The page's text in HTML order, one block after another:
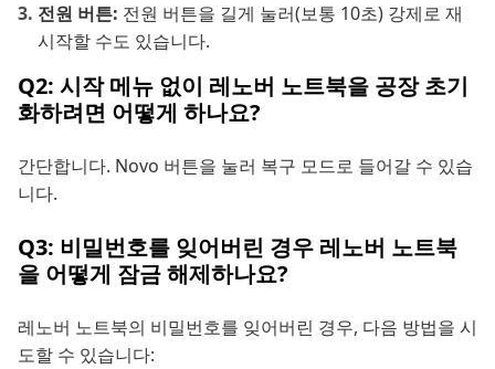
전원 버튼: 전원 버튼을 길게 눌러(보통 10초) 강제로 재
시작할 수도 있습니다.
Q2: 시작 메뉴 없이 레노버 노트북을 공장 초기
화하려면 어떻게 하나요?
간단합니다. Novo 버튼을 눌러 복구 모드로 들어갈 수 있습
니다.
Q3: 비밀번호를 잊어버린 경우 레노버 노트북
을 어떻게 잠금 해제하나요?
레노버 노트북의 비밀번호를 잊어버린 경우, 다음 방법을 시
도할 수 있습니다: